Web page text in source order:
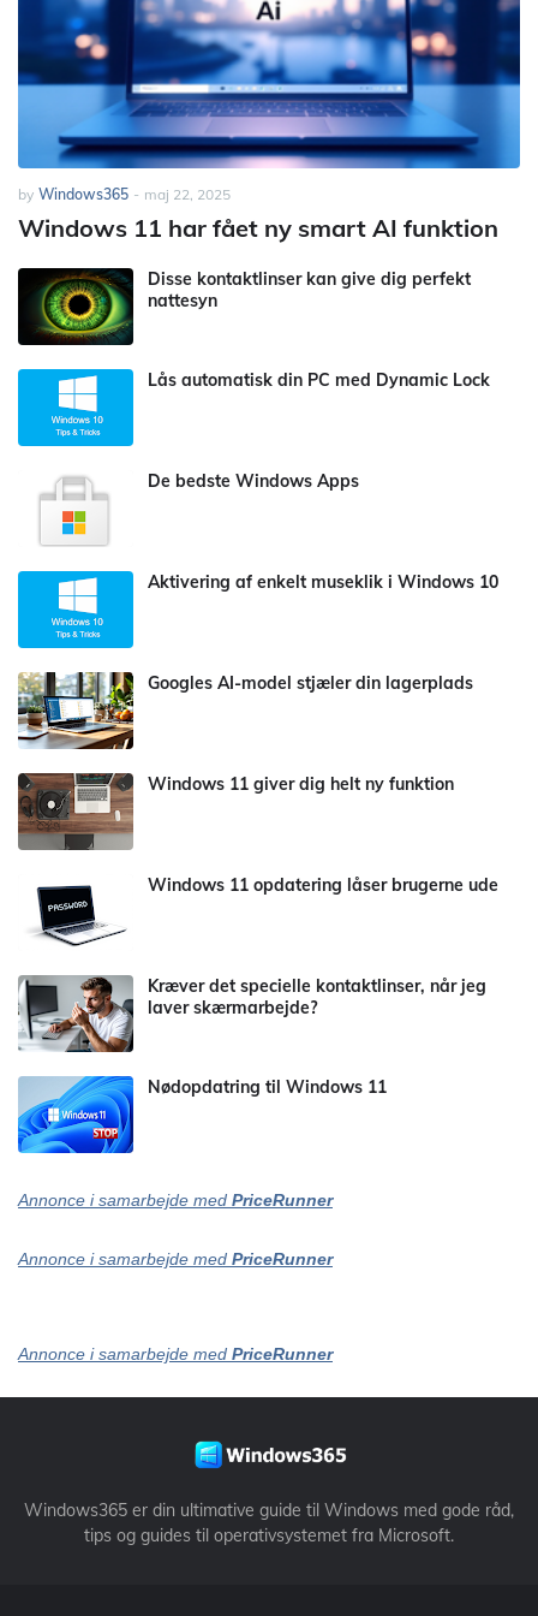
by Windows365 - maj 22, 2025
Windows 11 har fået ny smart AI funktion
Disse kontaktlinser kan give dig perfekt
nattesyn
Lås automatisk din PC med Dynamic Lock
De bedste Windows Apps
Aktivering af enkelt museklik i Windows 10
Googles AI-model stjæler din lagerplads
Windows 11 giver dig helt ny funktion
Windows 11 opdatering låser brugerne ude
Kræver det specielle kontaktlinser, når jeg
laver skærmarbejde?
Nødopdatring til Windows 11
Annonce i samarbejde med PriceRunner
Annonce i samarbejde med PriceRunner
Annonce i samarbejde med PriceRunner
Windows365 er din ultimative guide til Windows med gode råd,
tips og guides til operativsystemet fra Microsoft.